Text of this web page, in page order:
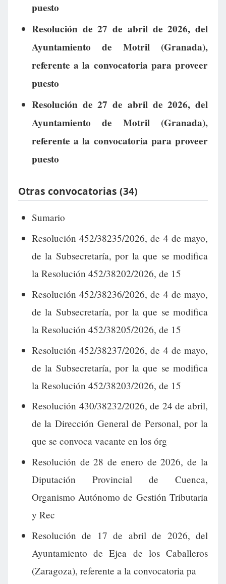
puesto
Resolución de 27 de abril de 2026, del
Ayuntamiento de Motril (Granada),
referente a la convocatoria para proveer
puesto
Resolución de 27 de abril de 2026, del
Ayuntamiento de Motril (Granada),
referente a la convocatoria para proveer
puesto
Otras convocatorias (34)
Sumario
Resolución 452/38235/2026, de 4 de mayo,
de la Subsecretaría, por la que se modifica
la Resolución 452/38202/2026, de 15
Resolución 452/38236/2026, de 4 de mayo,
de la Subsecretaría, por la que se modifica
la Resolución 452/38205/2026, de 15
Resolución 452/38237/2026, de 4 de mayo,
de la Subsecretaría, por la que se modifica
la Resolución 452/38203/2026, de 15
Resolución 430/38232/2026, de 24 de abril,
de la Dirección General de Personal, por la
que se convoca vacante en los órg
Resolución de 28 de enero de 2026, de la
Diputación Provincial de Cuenca,
Organismo Autónomo de Gestión Tributaria
y Rec
Resolución de 17 de abril de 2026, del
Ayuntamiento de Ejea de los Caballeros
(Zaragoza), referente a la convocatoria pa